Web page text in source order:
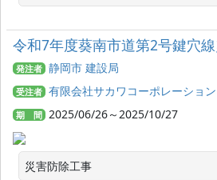
令和7年度葵南市道第2号鍵穴
発注者 静岡市 建設局
受注者 有限会社サカワコーポレーション
期 間 2025/06/26～2025/10/27
災害防除工事